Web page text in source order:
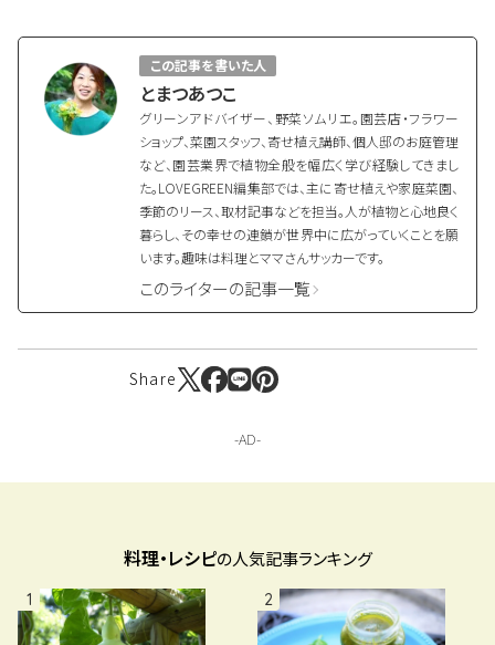
この記事を書いた人
とまつあつこ
グリーンアドバイザー、野菜ソムリエ。園芸店・フラワー
ショップ、菜園スタッフ、寄せ植え講師、個人邸のお庭管理
など、園芸業界で植物全般を幅広く学び経験してきまし
た。LOVEGREEN編集部では、主に寄せ植えや家庭菜園、
季節のリース、取材記事などを担当。人が植物と心地良く
暮らし、その幸せの連鎖が世界中に広がっていくことを願
います。趣味は料理とママさんサッカーです。
このライターの記事一覧
Share
料理・レシピの人気記事ランキング
1 2